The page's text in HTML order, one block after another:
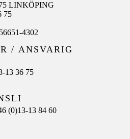
LINKÖPING
75
4302
/ ANSVARIG
13 36 75
(0)13-13 84 60